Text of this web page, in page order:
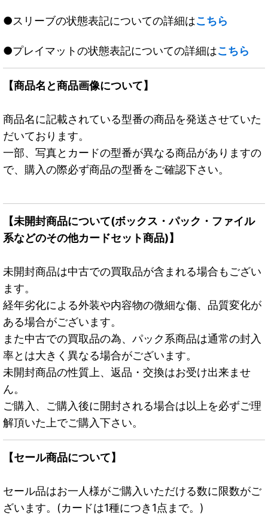
●スリーブの状態表記についての詳細はこちら
●プレイマットの状態表記についての詳細はこちら
【商品名と商品画像について】
商品名に記載されている型番の商品を発送させていた
だいております。
一部、写真とカードの型番が異なる商品がありますの
で、購入の際必ず商品の型番をご確認下さい。
【未開封商品について(ボックス・パック・ファイル
系などのその他カードセット商品)】
未開封商品は中古での買取品が含まれる場合もござい
ます。
経年劣化による外装や内容物の微細な傷、品質変化が
ある場合がございます。
また中古での買取品の為、パック系商品は通常の封入
率とは大きく異なる場合がございます。
未開封商品の性質上、返品・交換はお受け出来ませ
ん。
ご購入、ご購入後に開封される場合は以上を必ずご理
解頂いた上でご購入下さい。
【セール商品について】
セール品はお一人様がご購入いただける数に限数がご
ざいます。(カードは1種につき1点まで。)